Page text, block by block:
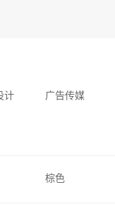
计 广告传媒
棕色